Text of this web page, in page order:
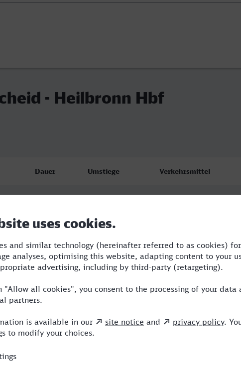
- Heilbronn Hbf
Dauer Umstiege Verkehrsmittel
4:58 RB,RE,ICE
4:58 2 RB,RE,ICE